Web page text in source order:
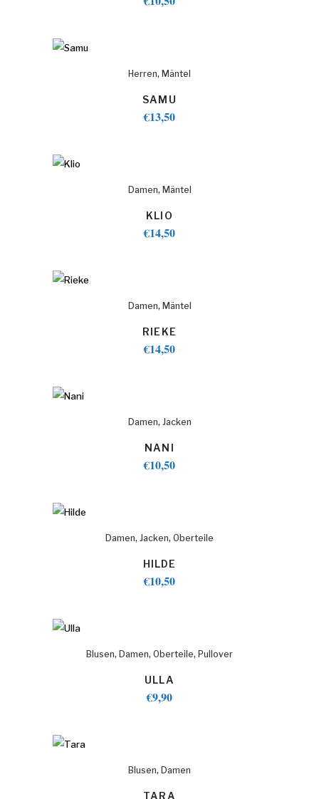
Herren, Mäntel
SAMU
€13,50
Damen, Mäntel
KLIO
€14,50
Damen, Mäntel
RIEKE
€14,50
Damen, Jacken
NANI
€10,50
Damen, Jacken, Oberteile
HILDE
€10,50
Blusen, Damen, Oberteile, Pullover
ULLA
€9,90
Blusen, Damen
TARA